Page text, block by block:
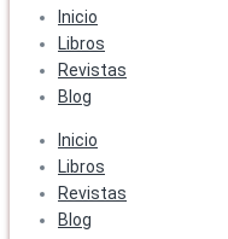
Inicio
Libros
Revistas
Blog
Inicio
Libros
Revistas
Blog